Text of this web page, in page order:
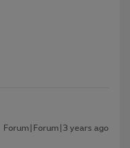
Forum|Forum|3 years ago